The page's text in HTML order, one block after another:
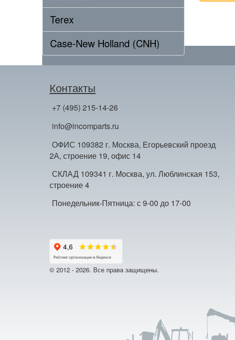
Terex
Case-New Holland (CNH)
Контакты
+7 (495) 215-14-26
info@incomparts.ru
ОФИС 109382 г. Москва, Егорьевский проезд
2А, строение 19, офис 14
СКЛАД 109341 г. Москва, ул. Люблинская 153,
строение 4
Понедельник-Пятница: с 9-00 до 17-00
© 2012 - 2026. Все права защищены.